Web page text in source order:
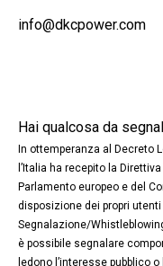
info@dkcpower.com
Hai qualcosa da
In ottemperanza al Decreto
l’Italia ha recepito la
Parlamento europeo e del
disposizione dei propri
Segnalazione/
è possibile segnalare
ledono l’interesse pubblico